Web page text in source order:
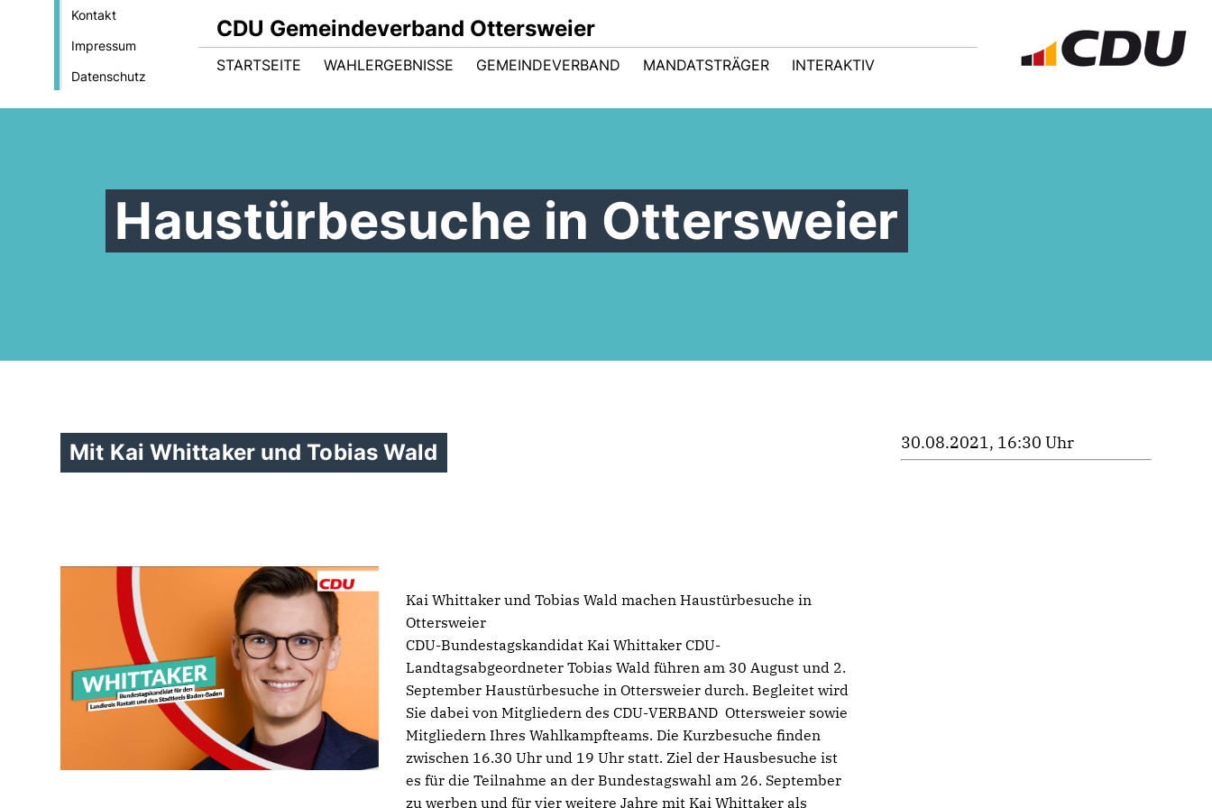
Kontakt
Impressum
Datenschutz
CDU Gemeindeverband Ottersweier
STARTSEITE WAHLERGEBNISSE GEMEINDEVERBAND MANDATSTRÄGER INTERAKTIV
Haustürbesuche in Ottersweier
Mit Kai Whittaker und Tobias Wald
Kai Whittaker und Tobias Wald machen Haustürbesuche in
Ottersweier
CDU-Bundestagskandidat Kai Whittaker CDU-
Landtagsabgeordneter Tobias Wald führen am 30 August und 2.
September Haustürbesuche in Ottersweier durch. Begleitet wird
Sie dabei von Mitgliedern des CDU-VERBAND Ottersweier sowie
Mitgliedern Ihres Wahlkampfteams. Die Kurzbesuche finden
zwischen 16.30 Uhr und 19 Uhr statt. Ziel der Hausbesuche ist
es für die Teilnahme an der Bundestagswahl am 26. September
zu werben und für vier weitere Jahre mit Kai Whittaker als
30.08.2021, 16:30 Uhr